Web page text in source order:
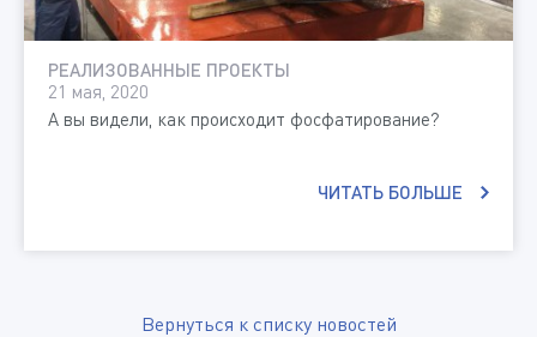
РЕАЛИЗОВАННЫЕ ПРОЕКТЫ
21 мая, 2020
А вы видели, как происходит фосфатирование?
ЧИТАТЬ БОЛЬШЕ
Вернуться к списку новостей